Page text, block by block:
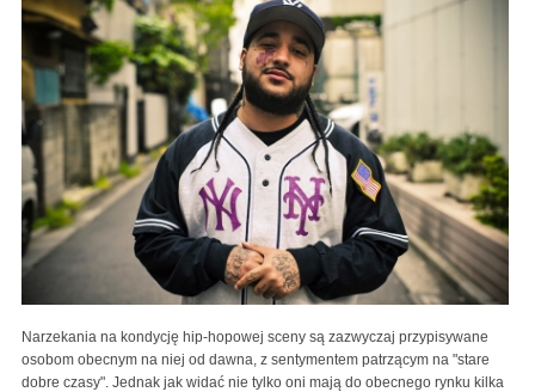
Narzekania na kondycję hip-hopowej sceny są zazwyczaj przypisywane
osobom obecnym na niej od dawna, z sentymentem patrzącym na "stare
dobre czasy". Jednak jak widać nie tylko oni mają do obecnego rynku kilka